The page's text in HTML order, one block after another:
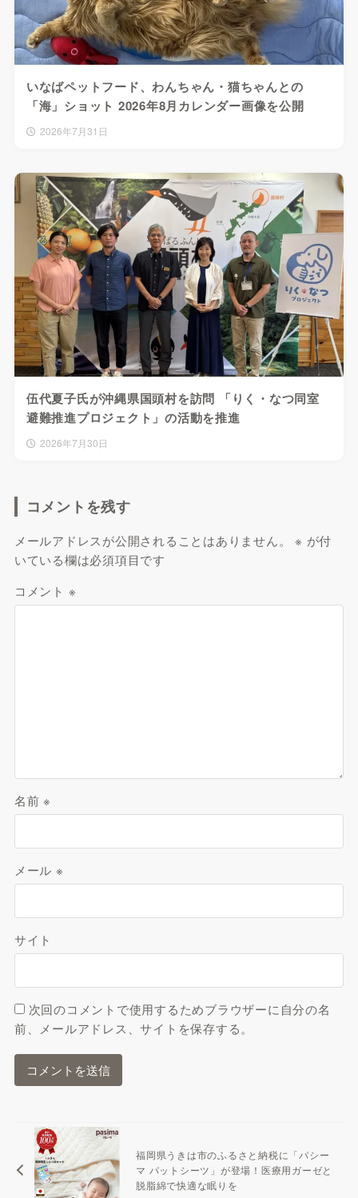
いなばペットフード、わんちゃん・猫ちゃんとの
「海」ショット 2026年8月カレンダー画像を公開
2026年7月31日
伍代夏子氏が沖縄県国頭村を訪問 「りく・なつ同室
避難推進プロジェクト」の活動を推進
2026年7月30日
コメントを残す
メールアドレスが公開されることはありません。 ※ が付
いている欄は必須項目です
コメント ※
名前※
メール ※
サイト
次回のコメントで使用するためブラウザーに自分の名
前、メールアドレス、サイトを保存する。
福岡県うきは市のふるさと納税に「パシー
マ パットシーツ」が登場！医療用ガーゼと
脱脂綿で快適な眠りを